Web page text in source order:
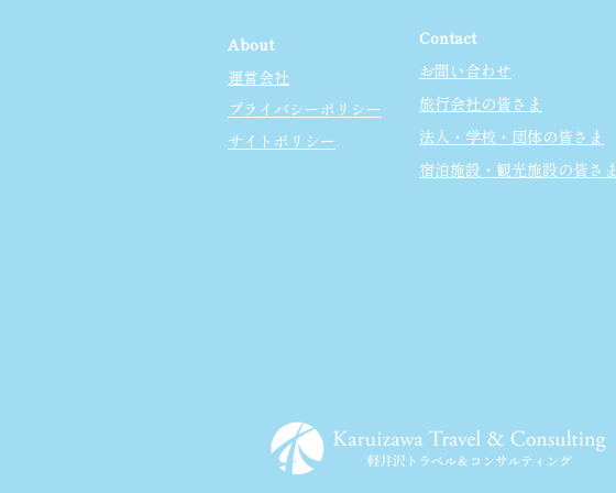
About
運営会社
プライバシーポリシー
サイトポリシー
Contact
お問い合わせ
旅行会社の皆さま
法人・学校・団体の皆さま
宿泊施設・観光施設の皆さま